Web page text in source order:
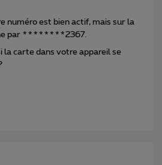
numéro est bien actif, mais sur la
par ********2367.
la carte dans votre appareil se